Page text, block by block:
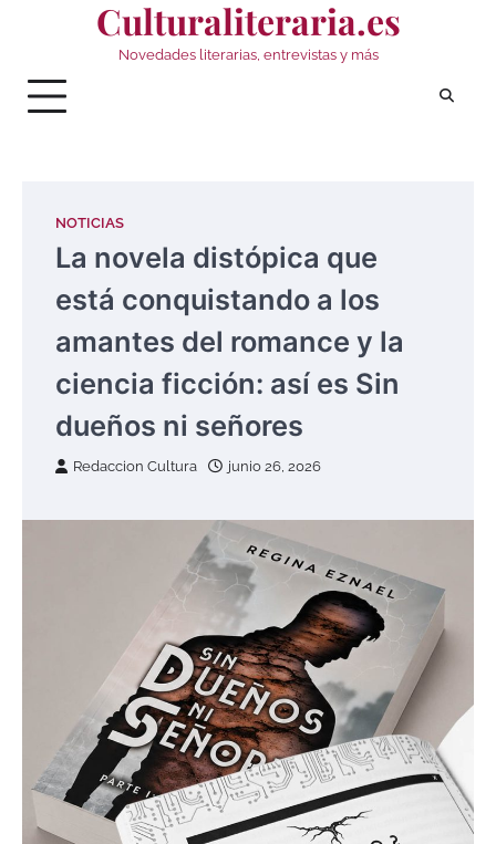
Culturaliteraria.es
Novedades literarias, entrevistas y más
NOTICIAS
La novela distópica que
está conquistando a los
amantes del romance y la
ciencia ficción: así es Sin
dueños ni señores
Redaccion Cultura junio 26, 2026